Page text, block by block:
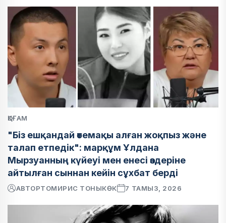
ҚОҒАМ
"Біз ешқандай өтемақы алған жоқпыз және
талап етпедік": марқұм Ұлдана
Мырзуанның күйеуі мен енесі өздеріне
айтылған сыннан кейін сұхбат берді
АВТОРТОМИРИС ТОНЫКӨК 7 ТАМЫЗ, 2026